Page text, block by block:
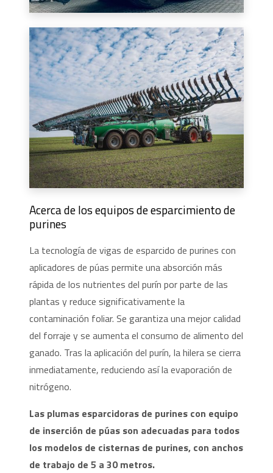
Acerca de los equipos de esparcimiento de
purines
La tecnología de vigas de esparcido de purines con
aplicadores de púas permite una absorción más
rápida de los nutrientes del purín por parte de las
plantas y reduce significativamente la
contaminación foliar. Se garantiza una mejor calidad
del forraje y se aumenta el consumo de alimento del
ganado. Tras la aplicación del purín, la hilera se cierra
inmediatamente, reduciendo así la evaporación de
nitrógeno.
Las plumas esparcidoras de purines con equipo
de inserción de púas son adecuadas para todos
los modelos de cisternas de purines, con anchos
de trabajo de 5 a 30 metros.